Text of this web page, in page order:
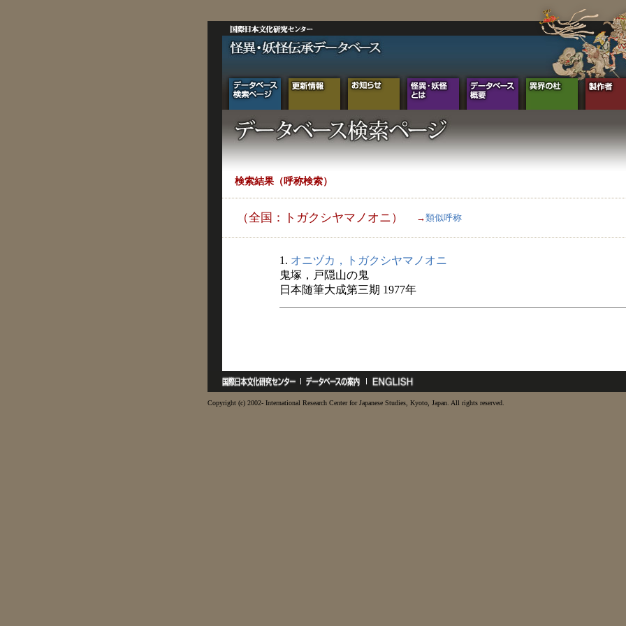
検索結果（呼称検索）
（全国：トガクシヤマノオニ） →類似呼称
1. オニヅカ，トガクシヤマノオニ
鬼塚，戸隠山の鬼
日本随筆大成第三期 1977年
Copyright (c) 2002- International Research Center for Japanese Studies, Kyoto, Japan. All rights reserved.